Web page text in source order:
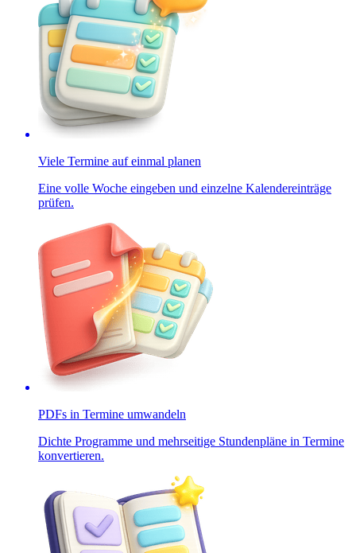
Viele Termine auf einmal planen
Eine volle Woche eingeben und einzelne Kalendereinträge
prüfen.
PDFs in Termine umwandeln
Dichte Programme und mehrseitige Stundenpläne in Termine
konvertieren.